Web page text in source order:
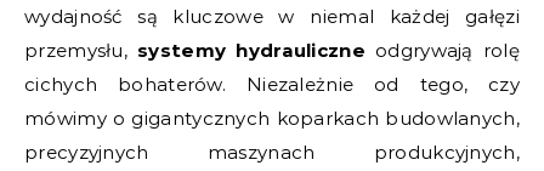
wydajność są kluczowe w niemal każdej gałęzi
przemysłu, systemy hydrauliczne odgrywają rolę
cichych bohaterów. Niezależnie od tego, czy
mówimy o gigantycznych koparkach budowlanych,
precyzyjnych maszynach produkcyjnych,